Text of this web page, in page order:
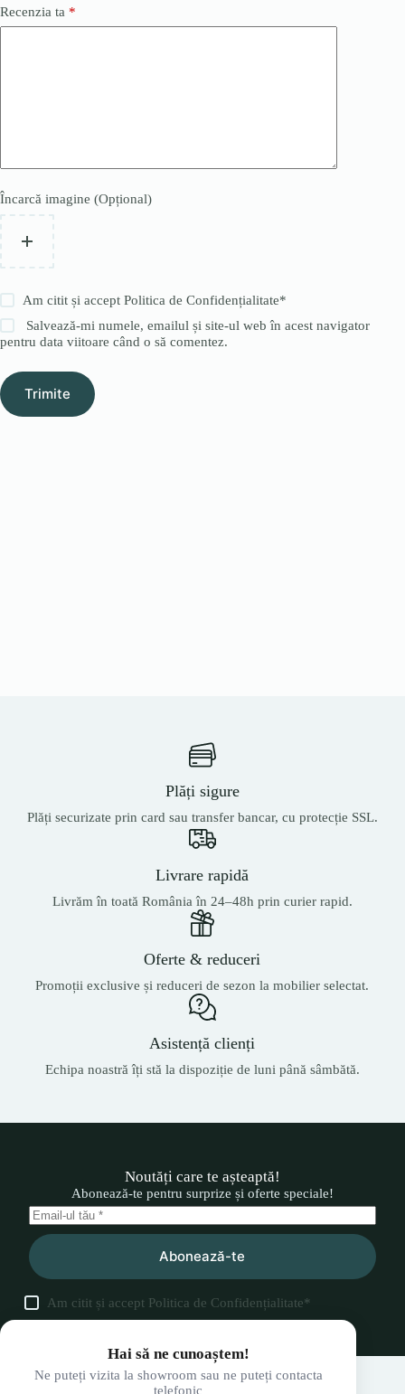
Recenzia ta *
Încarcă imagine (Opțional)
Am citit și acceptPolitica de Confidențialitate*
Salvează-mi numele, emailul și site-ul web în acest navigator
pentru data viitoare când o să comentez.
Trimite
Plăți sigure
Plăți securizate prin card sau transfer bancar, cu protecție SSL.
Livrare rapidă
Livrăm în toată România în 24–48h prin curier rapid.
Oferte & reduceri
Promoții exclusive și reduceri de sezon la mobilier selectat.
Asistență clienți
Echipa noastră îți stă la dispoziție de luni până sâmbătă.
Noutăți care te așteaptă!
Abonează-te pentru surprize și oferte speciale!
Abonează-te
Am citit și accept Politica de Confidențialitate*
Hai să ne cunoaștem!
Ne puteți vizita la showroom sau ne puteți contacta
telefonic